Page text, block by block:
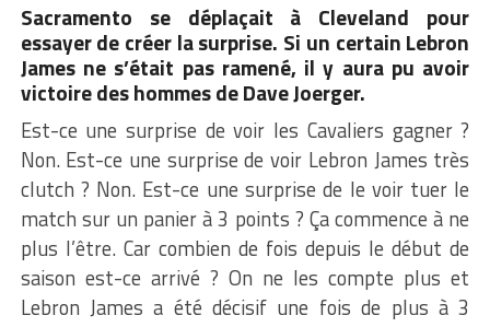
Sacramento se déplaçait à Cleveland pour
essayer de créer la surprise. Si un certain Lebron
James ne s’était pas ramené, il y aura pu avoir
victoire des hommes de Dave Joerger.
Est-ce une surprise de voir les Cavaliers gagner ?
Non. Est-ce une surprise de voir Lebron James très
clutch ? Non. Est-ce une surprise de le voir tuer le
match sur un panier à 3 points ? Ça commence à ne
plus l’être. Car combien de fois depuis le début de
saison est-ce arrivé ? On ne les compte plus et
Lebron James a été décisif une fois de plus à 3